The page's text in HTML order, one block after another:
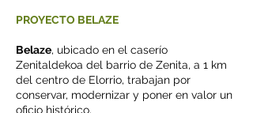
PROYECTO BELAZE
Belaze, ubicado en el caserío
Zenitaldekoa del barrio de Zenita, a 1 km
del centro de Elorrio, trabajan por
conservar, modernizar y poner en valor un
oficio histórico.